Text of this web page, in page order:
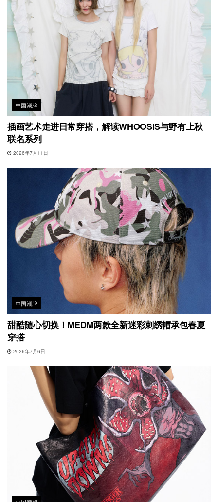
中国潮牌
插画艺术走进日常穿搭，解读WHOOSIS与野有上秋
联名系列
2026年7月11日
中国潮牌
甜酷随心切换！MEDM两款全新迷彩刺绣帽承包春夏
穿搭
2026年7月6日